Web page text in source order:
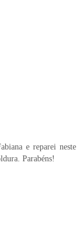
e reparei neste
Parabéns!